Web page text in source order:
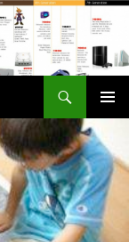
メインメ
ニュー